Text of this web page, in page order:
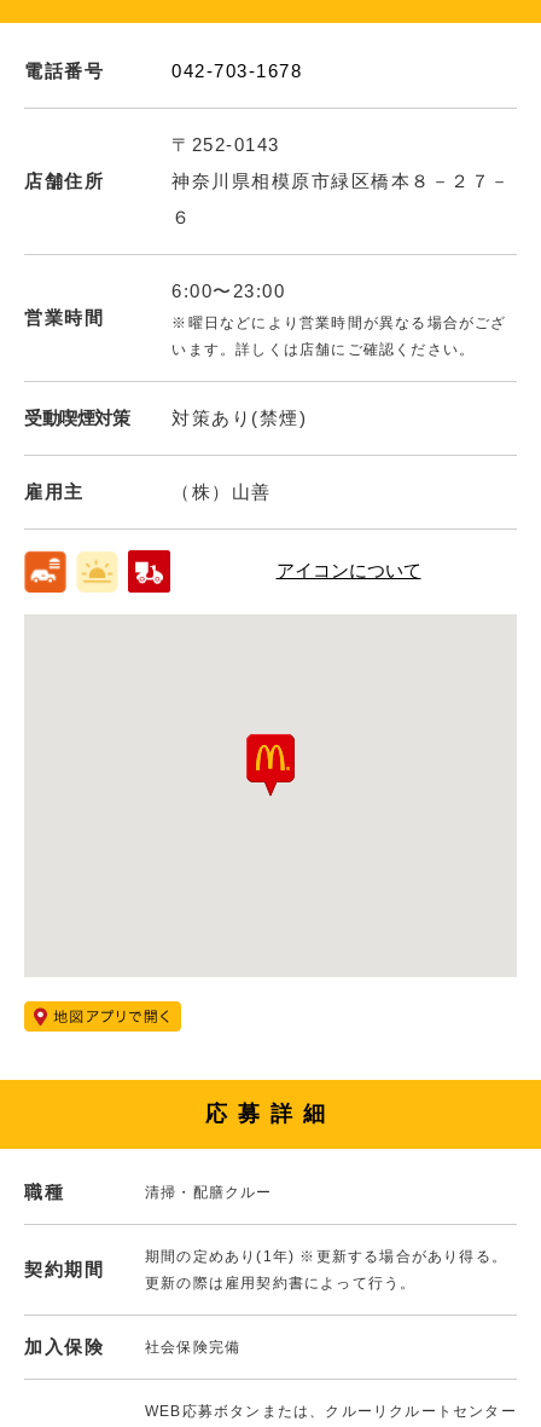
電話番号 042-703-1678
店舗住所
〒252-0143
神奈川県相模原市緑区橋本８－２７－
６
営業時間
6:00〜23:00
※曜日などにより営業時間が異なる場合がござ
います。詳しくは店舗にご確認ください。
受動喫煙対策 対策あり(禁煙)
雇用主 （株）山善
アイコンについて
応募詳細
職種 清掃・配膳クルー
契約期間
期間の定めあり(1年) ※更新する場合があり得る。
更新の際は雇用契約書によって行う。
加入保険 社会保険完備
WEB応募ボタンまたは、クルーリクルートセンター